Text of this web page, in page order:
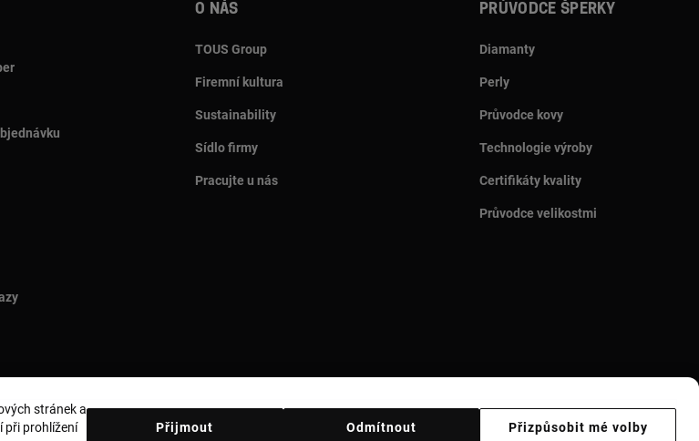
O nás
TOUS Group
Firemní kultura
Sustainability
Sídlo firmy
Pracujte u nás
Průvodce šperky
Diamanty
Perly
Průvodce kovy
Technologie výroby
Certifikáty kvality
Průvodce velikostmi
a měna:Czech Republic / Euro
stránek a
při prohlížení
Přizpůsobit mé volby
Odmítnout
Přijmout